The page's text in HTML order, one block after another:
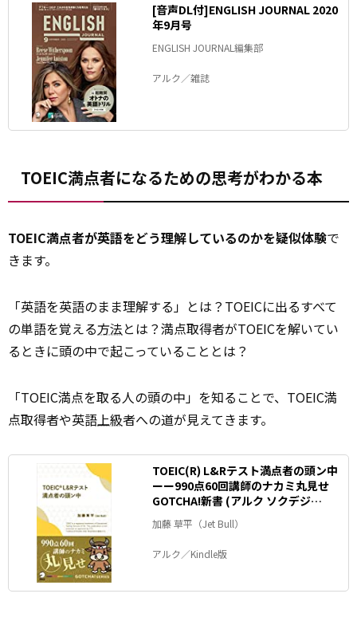
[音声DL付]ENGLISH JOURNAL 2020
年9月号
ENGLISH JOURNAL編集部
アルク／雑誌
TOEIC満点者になるための思考がわかる本
TOEIC満点者が英語をどう理解しているのかを疑似体験で
きます。
「英語を英語のまま理解する」とは？TOEICに出るすべて
の単語を覚える方法とは？満点取得者がTOEICを解いてい
るときに頭の中で起こっていることとは？
「TOEIC満点を取る人の頭の中」を知ることで、TOEIC満
点取得者や英語 上級者への道が見えてきます。
TOEIC(R) L&Rテスト満点者の頭ン中
ーー990点60回講師のナカミ丸見せ
GOTCHA!新書 (アルク ソクデジ
加藤 草平（Jet Bull）
アルク／Kindle版